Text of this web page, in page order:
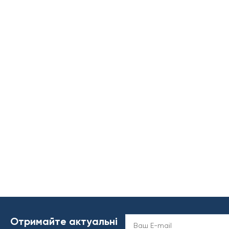
Отримайте актуальні